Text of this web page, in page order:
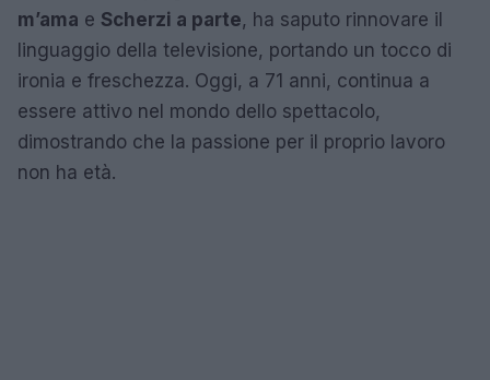
m’ama e Scherzi a parte, ha saputo rinnovare il
linguaggio della televisione, portando un tocco di
ironia e freschezza. Oggi, a 71 anni, continua a
essere attivo nel mondo dello spettacolo,
dimostrando che la passione per il proprio lavoro
non ha età.